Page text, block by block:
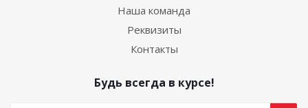
Наша команда
Реквизиты
Контакты
Будь всегда в курсе!